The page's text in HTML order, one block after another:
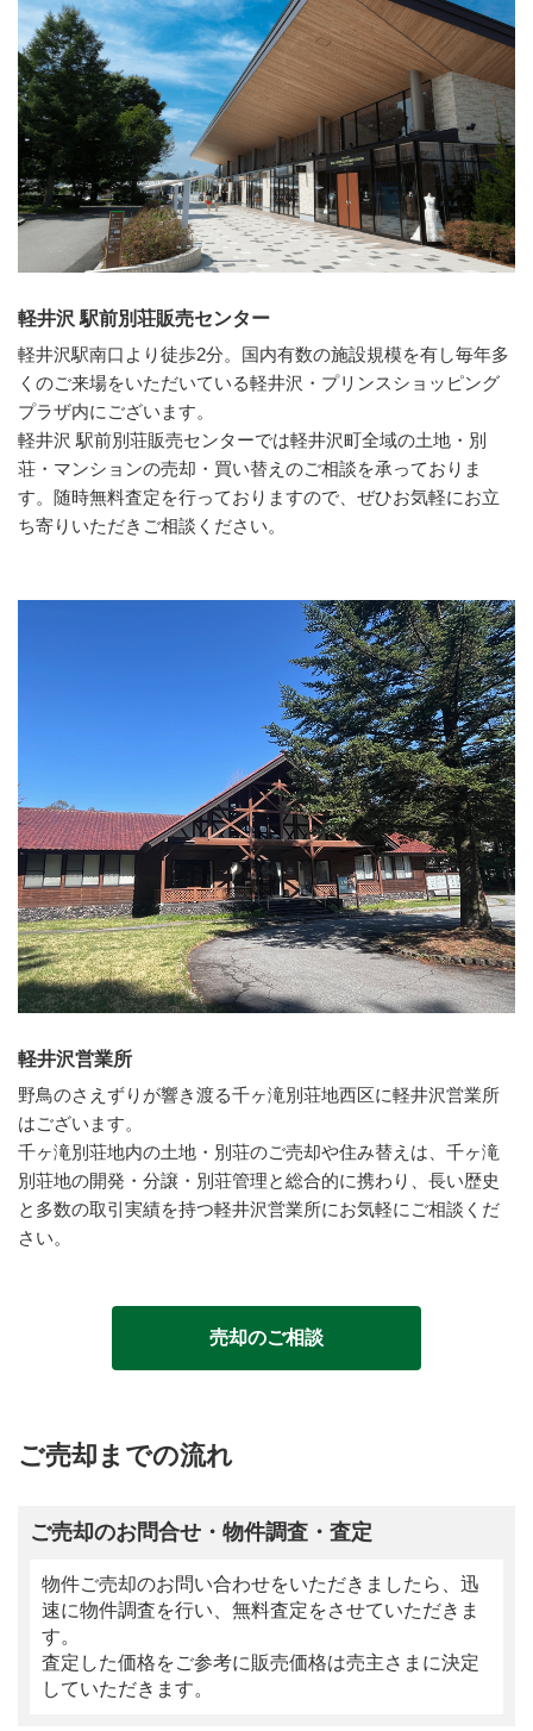
軽井沢 駅前別荘販売センター
軽井沢駅南口より徒歩2分。国内有数の施設規模を有し毎年多
くのご来場をいただいている軽井沢・プリンスショッピング
プラザ内にございます。
軽井沢 駅前別荘販売センターでは軽井沢町全域の土地・別
荘・マンションの売却・買い替えのご相談を承っておりま
す。随時無料査定を行っておりますので、ぜひお気軽にお立
ち寄りいただきご相談ください。
軽井沢営業所
野鳥のさえずりが響き渡る千ヶ滝別荘地西区に軽井沢営業所
はございます。
千ヶ滝別荘地内の土地・別荘のご売却や住み替えは、千ヶ滝
別荘地の開発・分譲・別荘管理と総合的に携わり、長い歴史
と多数の取引実績を持つ軽井沢営業所にお気軽にご相談くだ
さい。
売却のご相談
ご売却までの流れ
ご売却のお問合せ・物件調査・査定
物件ご売却のお問い合わせをいただきましたら、迅
速に物件調査を行い、無料査定をさせていただきま
す。
査定した価格をご参考に販売価格は売主さまに決定
していただきます。